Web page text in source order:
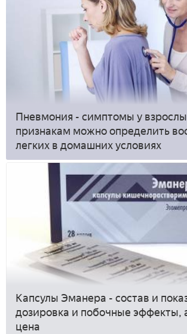
Пневмония - симптомы у
признакам можно определить
легких в домашних условиях
Капсулы Эманера - состав и
дозировка и побочные эффекты,
цена